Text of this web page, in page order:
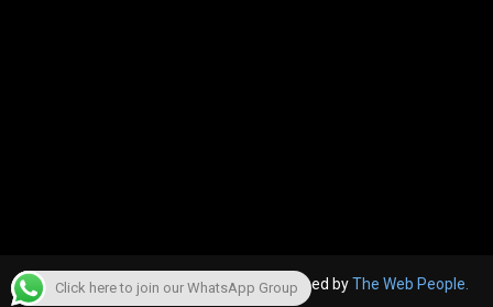
© 2022, The Canara Post. Website designed byThe Web People.
Click here to join our WhatsApp Group